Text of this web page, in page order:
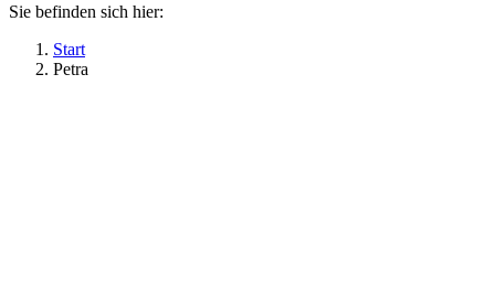
Sie befinden sich hier:
Start
Petra